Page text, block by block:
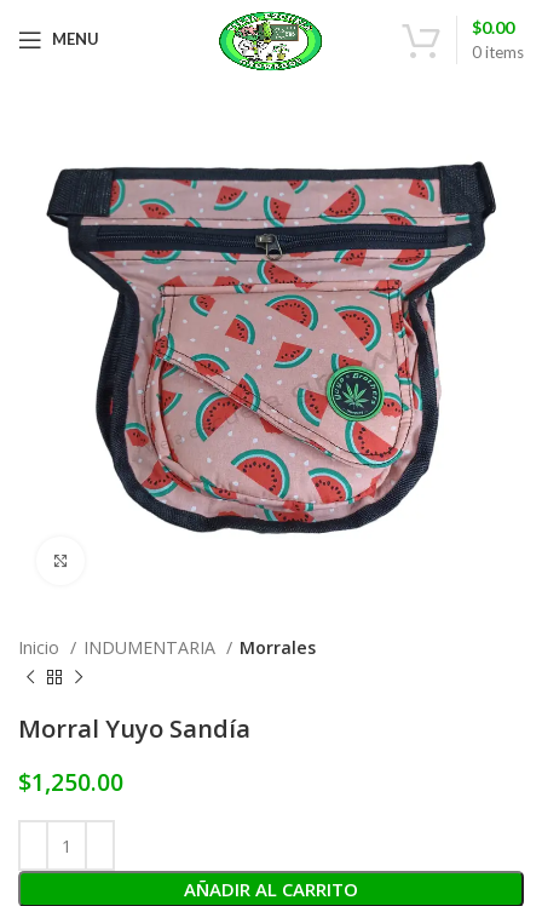
MENU
0items
$0.00
Inicio INDUMENTARIA Morrales
Morral Yuyo Sandía
$1,250.00
AÑADIR AL CARRITO